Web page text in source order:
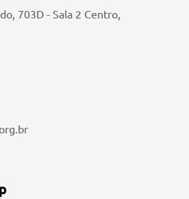
703D - Sala 2 Centro,